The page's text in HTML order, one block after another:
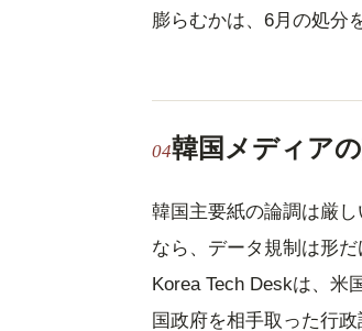
膨らむかは、6月の処分
韓国メディア
韓国主要紙の論調は厳
なら、データ規制は形
Korea Tech Deskは、米
国政府を相手取った行